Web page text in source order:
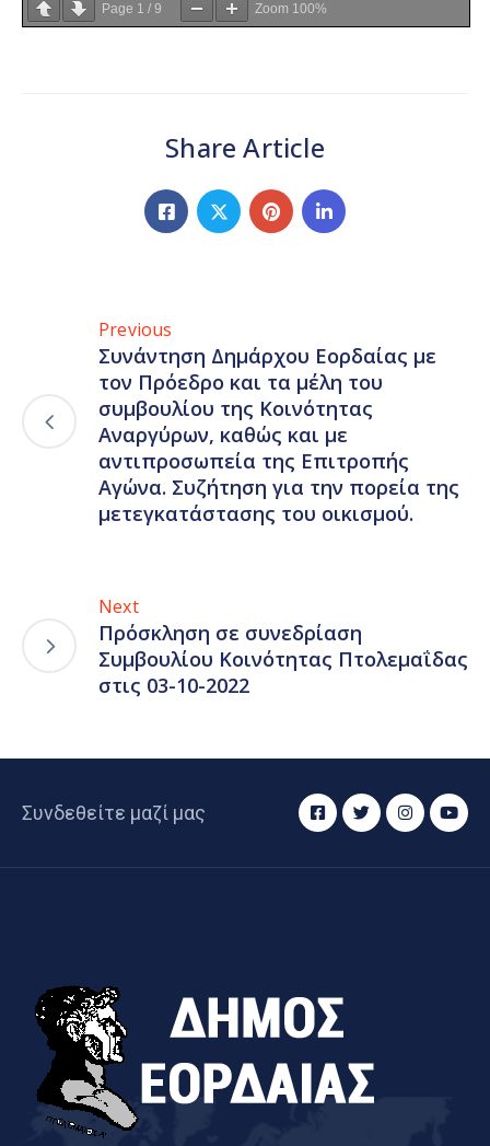
Page 1 / 9 Zoom 100%
Share Article
Previous
Συνάντηση Δημάρχου Εορδαίας με
τον Πρόεδρο και τα μέλη του
συμβουλίου της Κοινότητας
Αναργύρων, καθώς και με
αντιπροσωπεία της Επιτροπής
Αγώνα. Συζήτηση για την πορεία της
μετεγκατάστασης του οικισμού.
Next
Πρόσκληση σε συνεδρίαση
Συμβουλίου Κοινότητας Πτολεμαΐδας
στις 03-10-2022
Συνδεθείτε μαζί μας